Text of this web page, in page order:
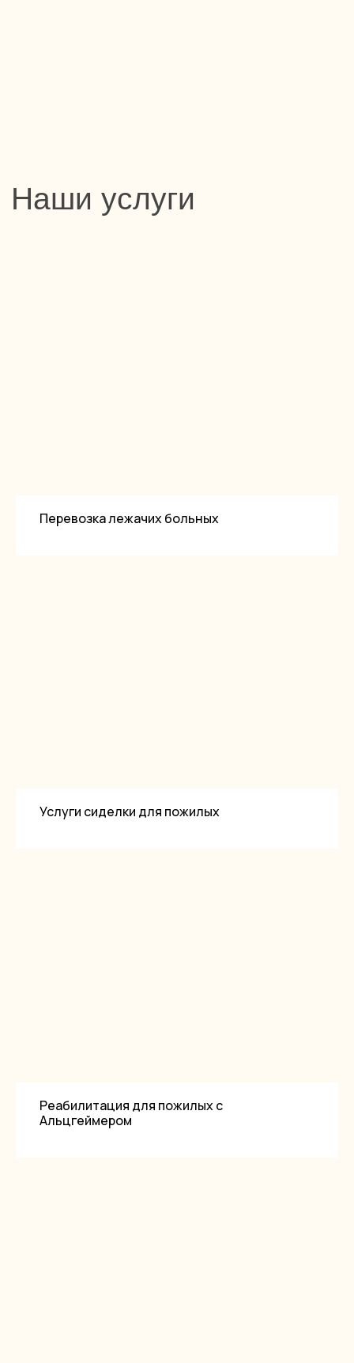
Перевозка лежачих больных
Услуги сиделки для пожилых
Реабилитация для пожилых с
Альцгеймером
Медицинские услуги оказываются
Партнером ООО «ИНВИТРО-Урал»,
номер лицензии 10-74-01-005756 от